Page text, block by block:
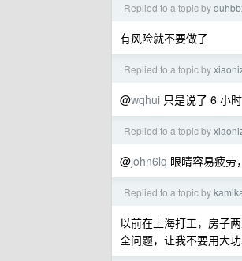
Replied to a topic by
有风险就不要做了
Replied to a topic by
@wqhui 只是说了 6 小
Replied to a topic by
@john6lq 眼睛容易疲劳
Replied to a topic by
以前在上海打工，房子
全问题，让我不要用大